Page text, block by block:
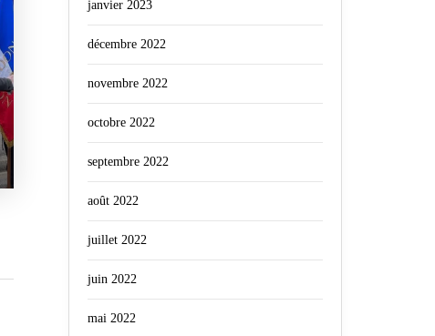
janvier 2023
décembre 2022
novembre 2022
octobre 2022
septembre 2022
août 2022
juillet 2022
juin 2022
mai 2022